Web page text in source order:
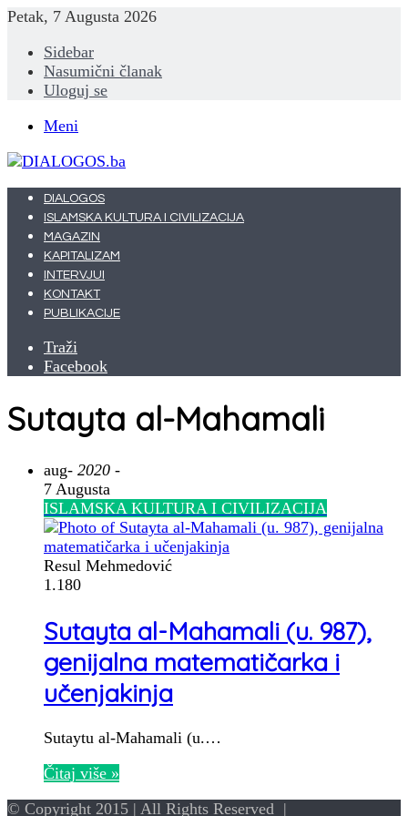
Petak, 7 Augusta 2026
Sidebar
Nasumični članak
Uloguj se
Meni
DIALOGOS
ISLAMSKA KULTURA I CIVILIZACIJA
MAGAZIN
KAPITALIZAM
INTERVJUI
KONTAKT
PUBLIKACIJE
Traži
Facebook
Sutayta al-Mahamali
aug- 2020 -
7 Augusta
ISLAMSKA KULTURA I CIVILIZACIJA
Resul Mehmedović
1.180
Sutayta al-Mahamali (u. 987),
genijalna matematičarka i
učenjakinja
Sutaytu al-Mahamali (u.…
Čitaj više »
© Copyright 2015 | All Rights Reserved |